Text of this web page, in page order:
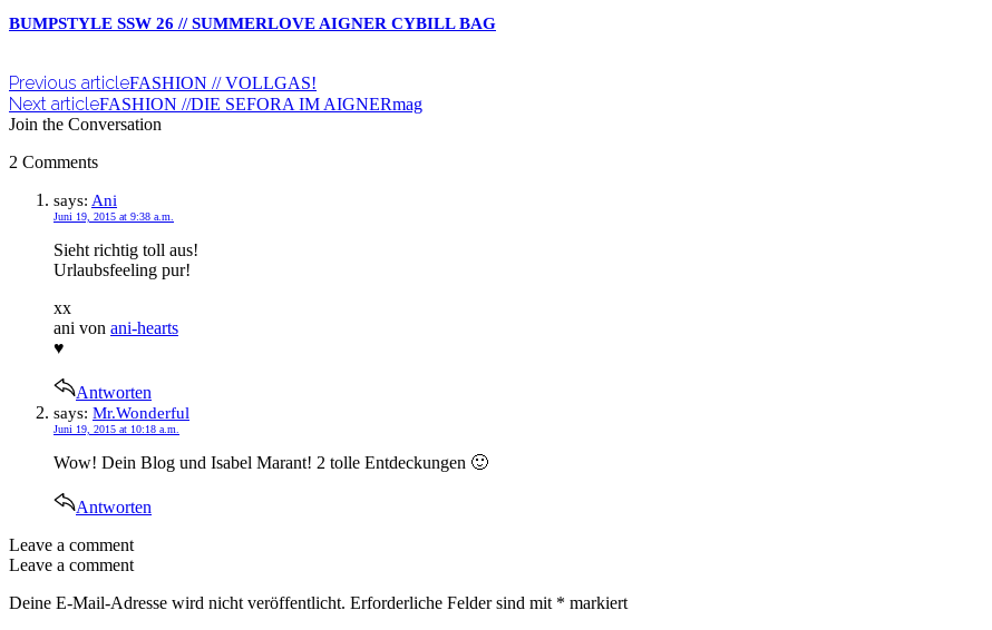
BUMPSTYLE SSW 26 // SUMMERLOVE AIGNER CYBILL BAG
Previous articleFASHION // VOLLGAS!
Next articleFASHION //DIE SEFORA IM AIGNERmag
Join the Conversation
2 Comments
says: Ani
Juni 19, 2015 at 9:38 a.m.
Sieht richtig toll aus!
Urlaubsfeeling pur!
xx
ani von ani-hearts
♥
Antworten
says: Mr.Wonderful
Juni 19, 2015 at 10:18 a.m.
Wow! Dein Blog und Isabel Marant! 2 tolle Entdeckungen 🙂
Antworten
Leave a comment
Leave a comment
Deine E-Mail-Adresse wird nicht veröffentlicht. Erforderliche Felder sind mit * markiert